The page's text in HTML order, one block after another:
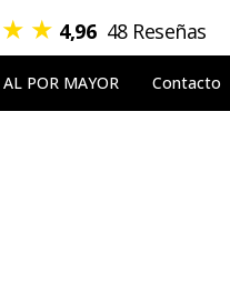
★ ★ 4,96 48 Reseñas
AL POR MAYOR Contacto